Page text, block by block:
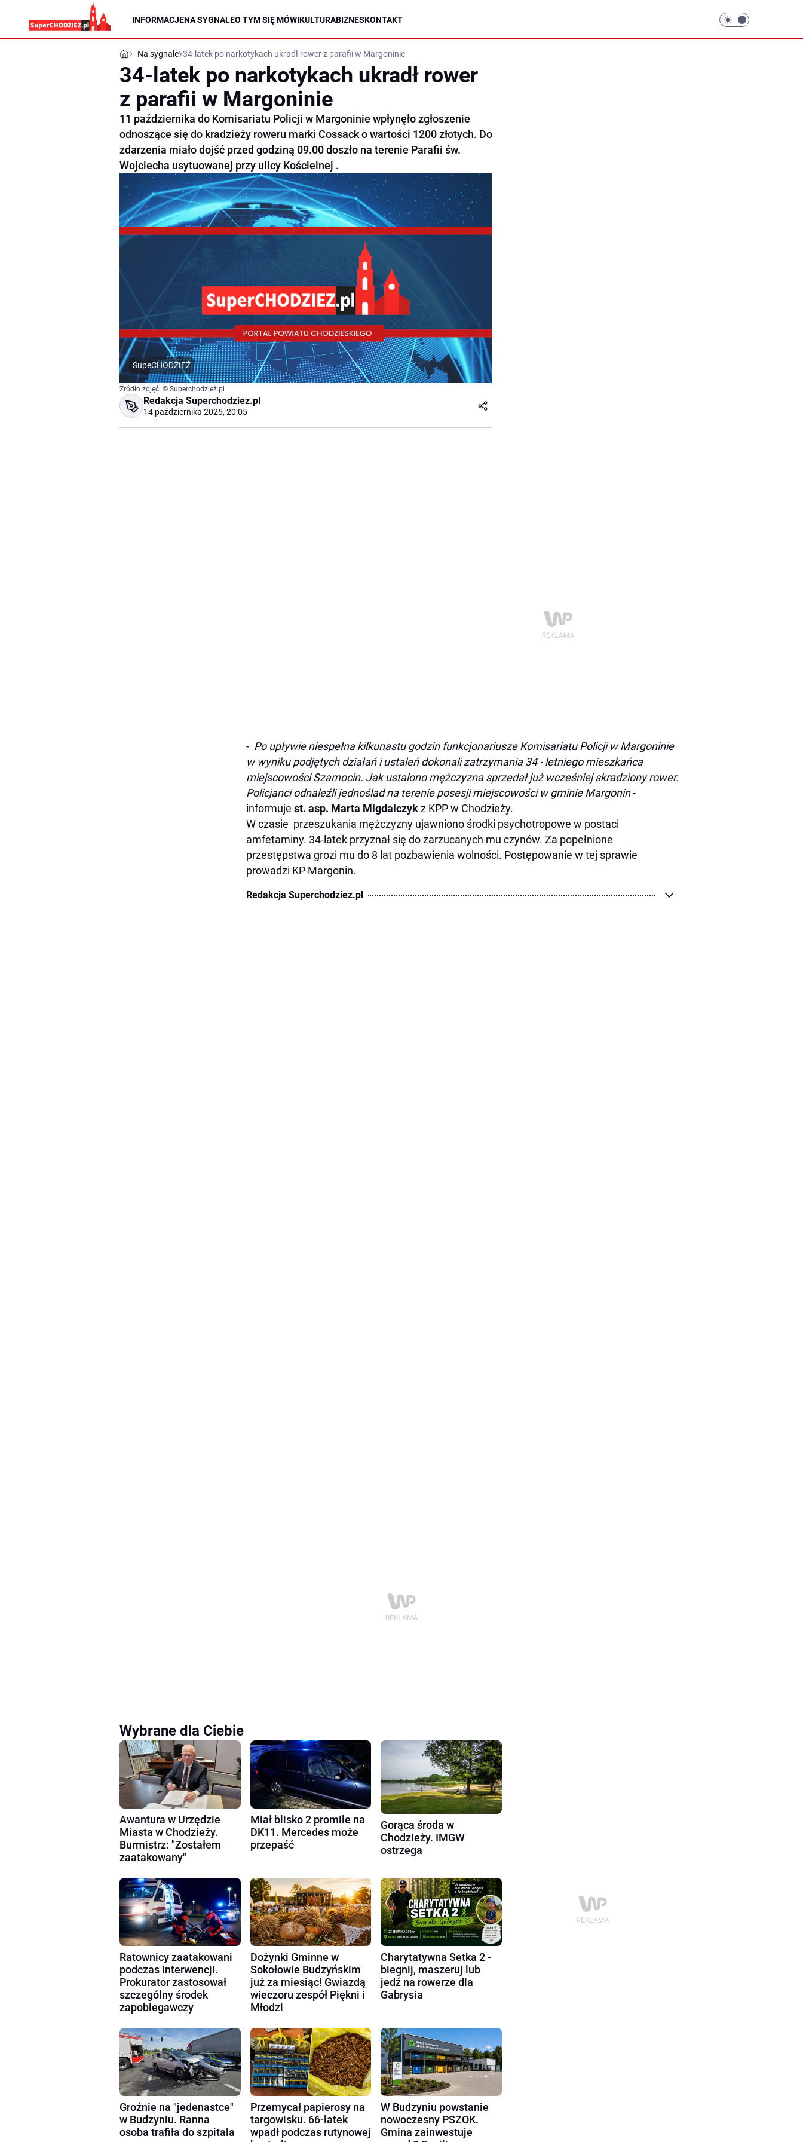
INFORMACJENA SYGNALEO TYM SIĘ MÓWIKULTURABIZNESKONTAKT
Na sygnale 34-latek po narkotykach ukradł rower z parafii w Margoninie
34-latek po narkotykach ukradł rower
z parafii w Margoninie
11 października do Komisariatu Policji w Margoninie wpłynęło zgłoszenie
odnoszące się do kradzieży roweru marki Cossack o wartości 1200 złotych. Do
zdarzenia miało dojść przed godziną 09.00 doszło na terenie Parafii św.
Wojciecha usytuowanej przy ulicy Kościelnej .
SupeCHODZIEŻ
Źródło zdjęć: © Superchodzież.pl
Redakcja Superchodziez.pl
14 października 2025, 20:05
- Po upływie niespełna kilkunastu godzin funkcjonariusze Komisariatu Policji w Margoninie
w wyniku podjętych działań i ustaleń dokonali zatrzymania 34 - letniego mieszkańca
miejscowości Szamocin. Jak ustalono mężczyzna sprzedał już wcześniej skradziony rower.
Policjanci odnaleźli jednoślad na terenie posesji miejscowości w gminie Margonin-
informuje st. asp. Marta Migdalczykz KPP w Chodzieży.
W czasie przeszukania mężczyzny ujawniono środki psychotropowe w postaci
amfetaminy. 34-latek przyznał się do zarzucanych mu czynów. Za popełnione
przestępstwa grozi mu do 8 lat pozbawienia wolności. Postępowanie w tej sprawie
prowadzi KP Margonin.
Redakcja Superchodziez.pl
Wybrane dla Ciebie
Awantura w Urzędzie
Miasta w Chodzieży.
Burmistrz: "Zostałem
zaatakowany"
Miał blisko 2 promile na
DK11. Mercedes może
przepaść
Gorąca środa w
Chodzieży. IMGW
ostrzega
Ratownicy zaatakowani
podczas interwencji.
Prokurator zastosował
szczególny środek
zapobiegawczy
Dożynki Gminne w
Sokołowie Budzyńskim
już za miesiąc! Gwiazdą
wieczoru zespół Piękni i
Młodzi
Charytatywna Setka 2 -
biegnij, maszeruj lub
jedź na rowerze dla
Gabrysia
Groźnie na "jedenastce"
w Budzyniu. Ranna
osoba trafiła do szpitala
Przemycał papierosy na
targowisku. 66-latek
wpadł podczas rutynowej
W Budzyniu powstanie
nowoczesny PSZOK.
Gmina zainwestuje